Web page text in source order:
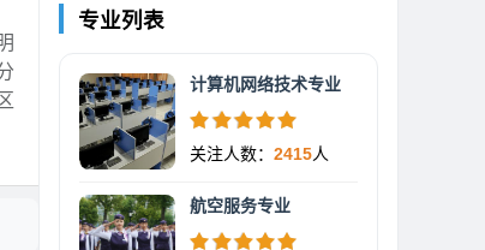
专业列表
计算机网络技术专业
关注人数： 2415人
航空服务专业